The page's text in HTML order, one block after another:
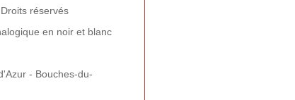
Droits réservés
en noir et blanc
- Bouches-du-